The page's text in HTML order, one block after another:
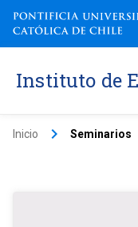
Instituto de
Inicio keyboard_arrow_right Seminarios